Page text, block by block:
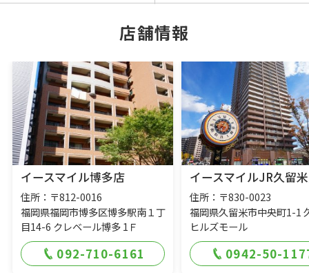
店舗情報
イースマイル博多店
住所：〒812-0016
福岡県福岡市博多区博多駅南１丁
目14-6 クレベール博多 1Ｆ
092-710-6161
イースマイルJR久留
住所：〒830-0023
福岡県久留米市中央町1-1
ヒルズモール
0942-50-